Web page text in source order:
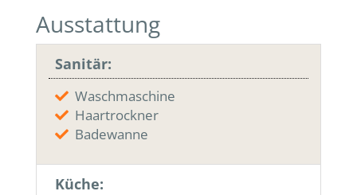
Ausstattung
Sanitär:
Waschmaschine
Haartrockner
Badewanne
Küche: